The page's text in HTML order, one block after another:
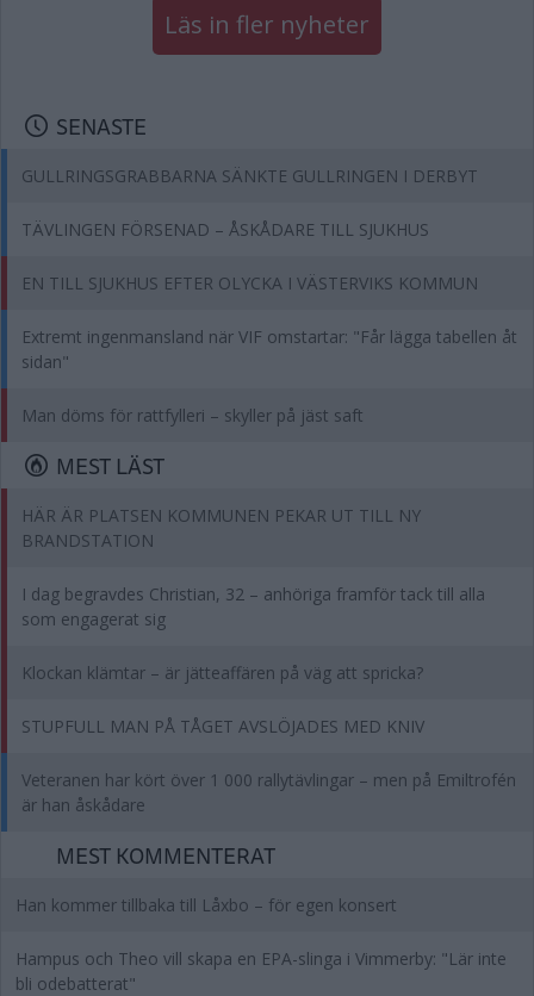
Läs in fler nyheter
SENASTE
GULLRINGSGRABBARNA SÄNKTE GULLRINGEN I DERBYT
TÄVLINGEN FÖRSENAD – ÅSKÅDARE TILL SJUKHUS
EN TILL SJUKHUS EFTER OLYCKA I VÄSTERVIKS KOMMUN
Extremt ingenmansland när VIF omstartar: "Får lägga tabellen åt
sidan"
Man döms för rattfylleri – skyller på jäst saft
MEST LÄST
HÄR ÄR PLATSEN KOMMUNEN PEKAR UT TILL NY
BRANDSTATION
I dag begravdes Christian, 32 – anhöriga framför tack till alla
som engagerat sig
Klockan klämtar – är jätteaffären på väg att spricka?
STUPFULL MAN PÅ TÅGET AVSLÖJADES MED KNIV
Veteranen har kört över 1 000 rallytävlingar – men på Emiltrofén
är han åskådare
MEST KOMMENTERAT
Han kommer tillbaka till Låxbo – för egen konsert
Hampus och Theo vill skapa en EPA-slinga i Vimmerby: "Lär inte
bli odebatterat"